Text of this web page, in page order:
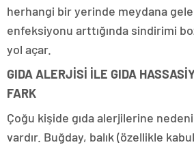
herhangi bir yerinde meydana
enfeksiyonu arttığında sindirimi
yol açar.
GIDA ALERJİSİ İLE GIDA
FARK
Çoğu kişide gıda alerjilerine
vardır. Buğday, balık (özellikle